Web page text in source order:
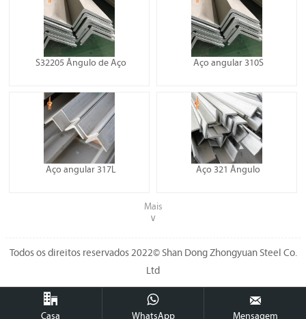
S32205 Ângulo de Aço Aço angular 310S
Aço angular 317L Aço 321 Ângulo
Mais
∨
Todos os direitos reservados 2022© Shan Dong Zhongyuan Steel Co.
Ltd

Casa

WhatsApp

Mensagem